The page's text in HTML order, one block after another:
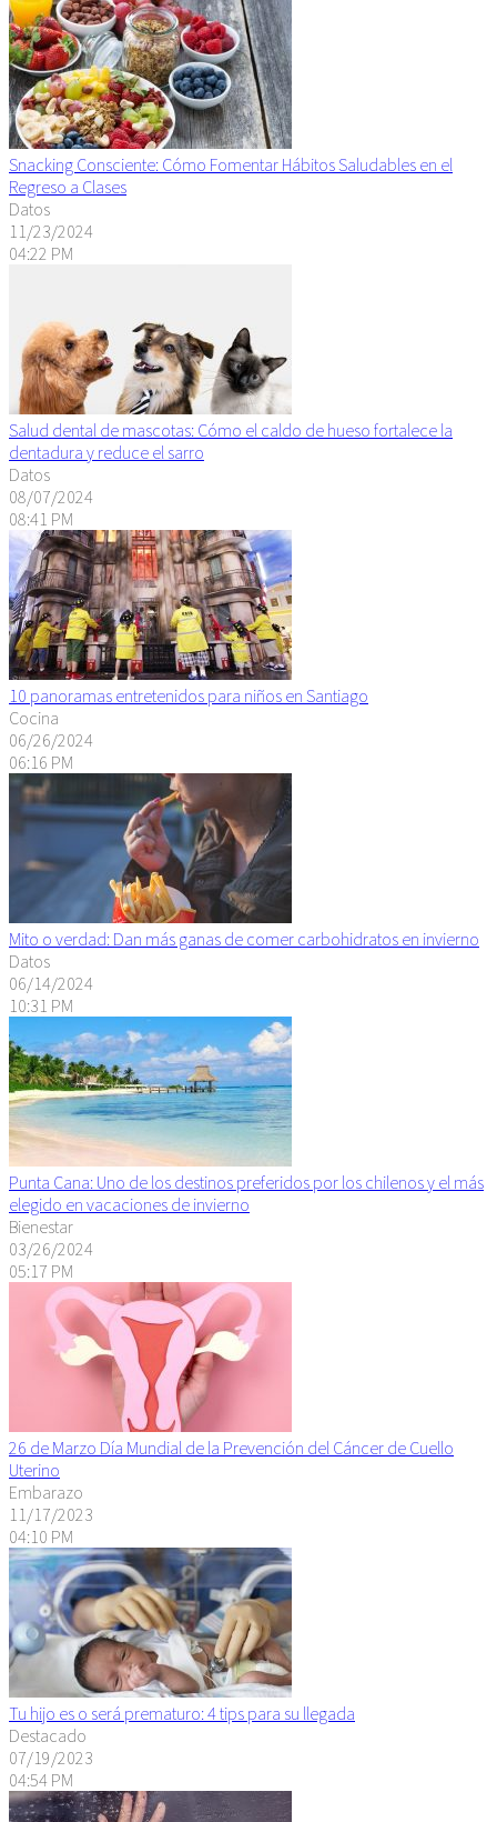
Snacking Consciente: Cómo Fomentar Hábitos Saludables en el
Regreso a Clases
Datos
11/23/2024
04:22 PM
Salud dental de mascotas: Cómo el caldo de hueso fortalece la
dentadura y reduce el sarro
Datos
08/07/2024
08:41 PM
10 panoramas entretenidos para niños en Santiago
Cocina
06/26/2024
06:16 PM
Mito o verdad: Dan más ganas de comer carbohidratos en invierno
Datos
06/14/2024
10:31 PM
Punta Cana: Uno de los destinos preferidos por los chilenos y el más
elegido en vacaciones de invierno
Bienestar
03/26/2024
05:17 PM
26 de Marzo Día Mundial de la Prevención del Cáncer de Cuello
Uterino
Embarazo
11/17/2023
04:10 PM
Tu hijo es o será prematuro: 4 tips para su llegada
Destacado
07/19/2023
04:54 PM